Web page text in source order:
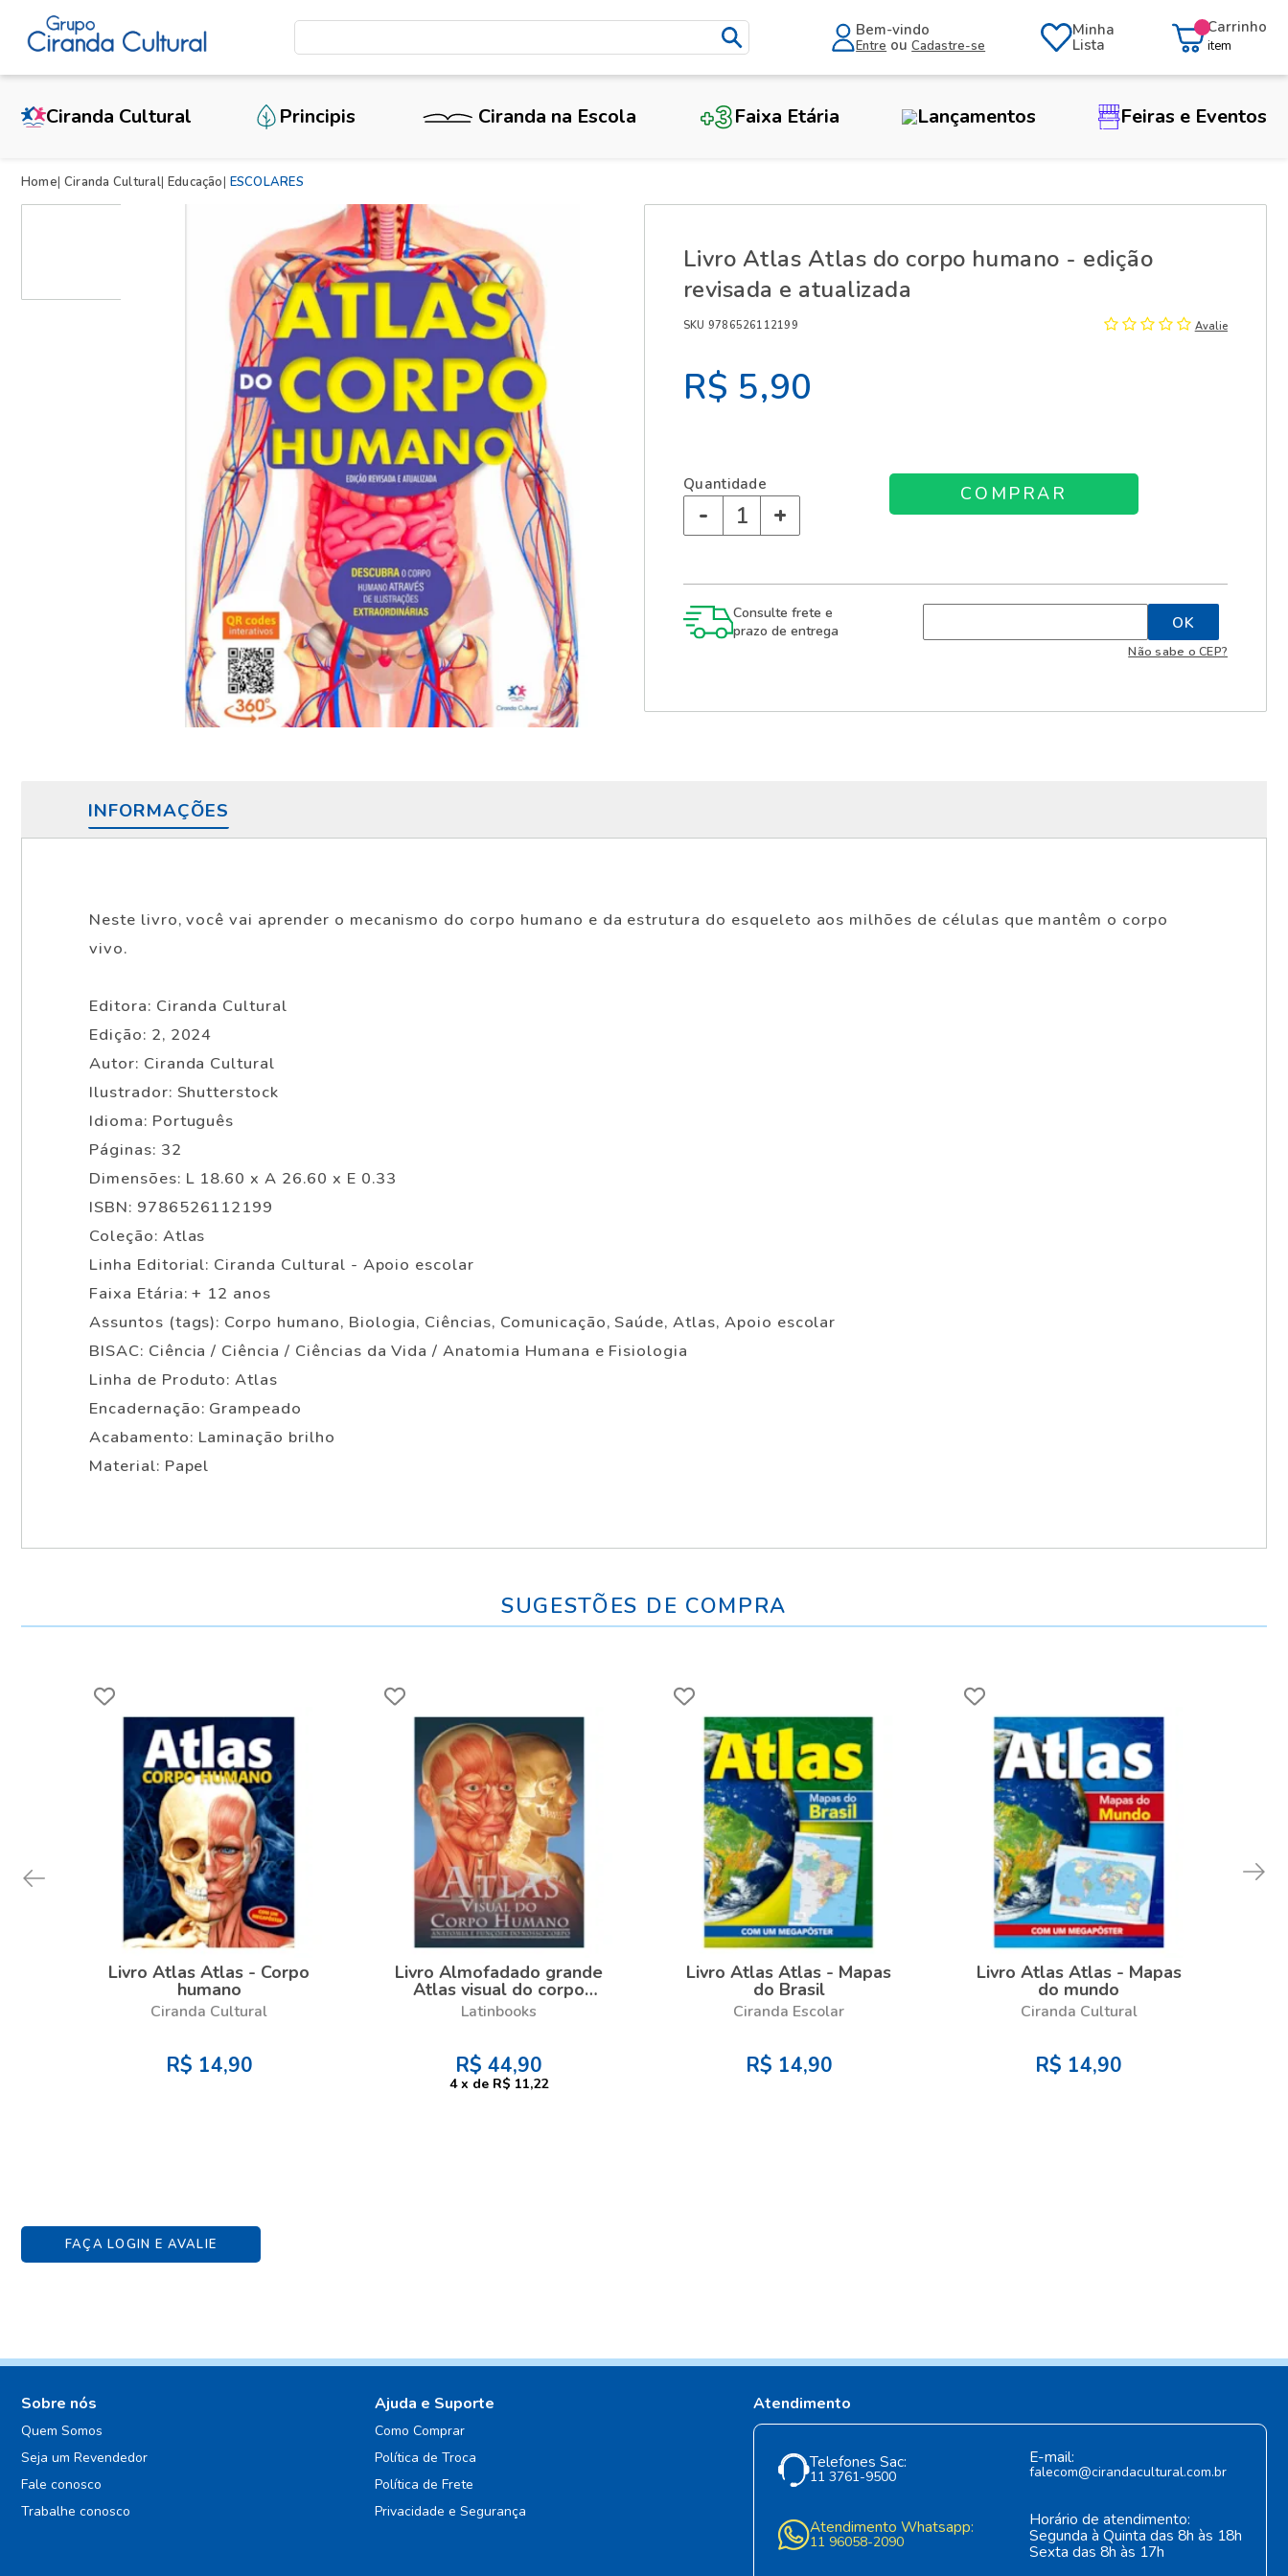
Bem-vindo
Entre ouCadastre-se
Minha
Lista
Carrinho
item
Ciranda Cultural Principis Ciranda na Escola Faixa Etária Lançamentos Feiras e Eventos
Home Ciranda Cultural Educação ESCOLARES
Livro Atlas Atlas do corpo humano - edição
revisada e atualizada
SKU 9786526112199 Avalie
R$ 5,90
Quantidade
- +
Consulte frete e
prazo de entrega
Não sabe o CEP?
INFORMAÇÕES
Neste livro, você vai aprender o mecanismo do corpo humano e da estrutura do esqueleto aos milhões de células que mantêm o corpo
vivo.
Editora: Ciranda Cultural
Edição: 2, 2024
Autor: Ciranda Cultural
Ilustrador: Shutterstock
Idioma: Português
Páginas: 32
Dimensões: L 18.60 x A 26.60 x E 0.33
ISBN: 9786526112199
Coleção: Atlas
Linha Editorial: Ciranda Cultural - Apoio escolar
Faixa Etária: + 12 anos
Assuntos (tags): Corpo humano, Biologia, Ciências, Comunicação, Saúde, Atlas, Apoio escolar
BISAC: Ciência / Ciência / Ciências da Vida / Anatomia Humana e Fisiologia
Linha de Produto: Atlas
Encadernação: Grampeado
Acabamento: Laminação brilho
Material: Papel
SUGESTÕES DE COMPRA
Livro Atlas Atlas - Corpo
humano
Ciranda Cultural
R$ 14,90
Livro Almofadado grande
Atlas visual do corpo
humano
Latinbooks
R$ 44,90
4 x de R$ 11,22
Livro Atlas Atlas - Mapas
do Brasil
Ciranda Escolar
R$ 14,90
Livro Atlas Atlas - Mapas
do mundo
Ciranda Cultural
R$ 14,90
FAÇA LOGIN E AVALIE
X
Sobre nós
Quem Somos
Seja um Revendedor
Fale conosco
Trabalhe conosco
Ajuda e Suporte
Como Comprar
Política de Troca
Política de Frete
Privacidade e Segurança
Atendimento
Telefones Sac:
11 3761-9500
E-mail:
falecom@cirandacultural.com.br
Atendimento Whatsapp:
11 96058-2090
Horário de atendimento:
Segunda à Quinta das 8h às 18h
Sexta das 8h às 17h